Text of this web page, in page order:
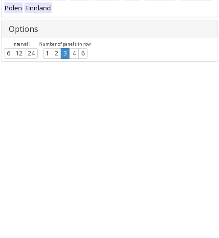
Polen Finnland
Options
Intervall
6 12 24
Number of panels in row
1 2 3 4 6